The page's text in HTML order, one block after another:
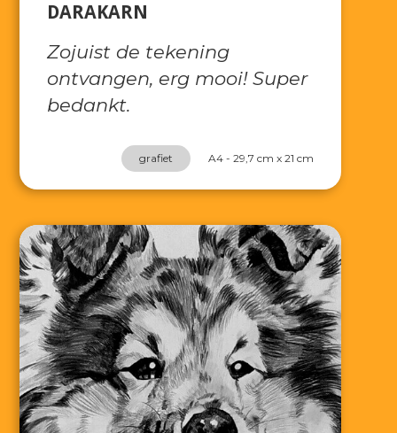
DARAKARN
Zojuist de tekening
ontvangen, erg mooi! Super
bedankt.
grafiet A4 - 29,7 cm x 21 cm